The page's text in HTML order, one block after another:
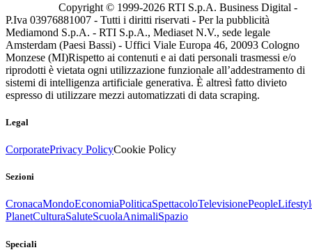
Copyright © 1999-2026 RTI S.p.A. Business Digital -
P.Iva 03976881007 - Tutti i diritti riservati - Per la pubblicità
Mediamond S.p.A. - RTI S.p.A., Mediaset N.V., sede legale
Amsterdam (Paesi Bassi) - Uffici Viale Europa 46, 20093 Cologno
Monzese (MI)Rispetto ai contenuti e ai dati personali trasmessi e/o
riprodotti è vietata ogni utilizzazione funzionale all’addestramento di
sistemi di intelligenza artificiale generativa. È altresì fatto divieto
espresso di utilizzare mezzi automatizzati di data scraping.
Legal
CorporatePrivacy PolicyCookie Policy
Sezioni
CronacaMondoEconomiaPoliticaSpettacoloTelevisionePeople
PlanetCulturaSaluteScuolaAnimaliSpazio
Speciali